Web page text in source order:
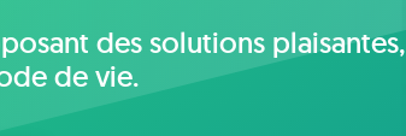
des solutions plaisantes,
de vie.